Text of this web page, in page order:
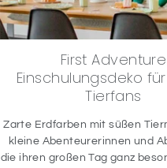
First Adventure
Einschulungsdeko
Tierfans
Zarte Erdfarben mit süßen
kleine Abenteurerinnen und
die ihren großen Tag ganz